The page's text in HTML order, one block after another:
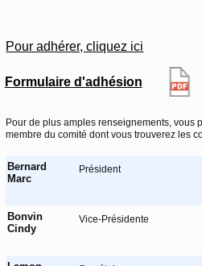
Pour adhérer, cliquez ici
Formulaire d'adhésion
Pour de plus amples renseignements, vous
membre du comité dont vous trouverez les
Bernard
Marc
Président
Bonvin
Cindy
Vice-Présidente